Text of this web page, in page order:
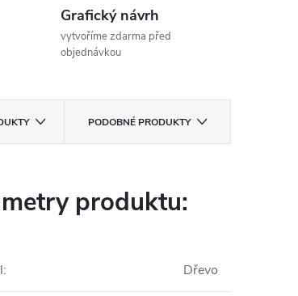
Grafický návrh
vytvoříme zdarma před
objednávkou
PODOBNÉ PRODUKTY
produktu:
: Dřevo